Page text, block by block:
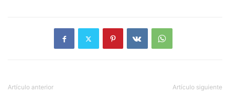
Artículo anterior Artículo siguiente